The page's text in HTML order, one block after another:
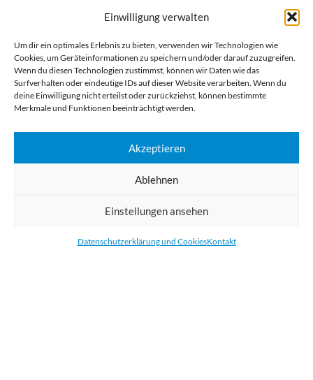
Einwilligung verwalten
Um dir ein optimales Erlebnis zu bieten, verwenden wir Technologien wie
Cookies, um Geräteinformationen zu speichern und/oder darauf zuzugreifen.
Wenn du diesen Technologien zustimmst, können wir Daten wie das
Surfverhalten oder eindeutige IDs auf dieser Website verarbeiten. Wenn du
deine Einwilligung nicht erteilst oder zurückziehst, können bestimmte
Merkmale und Funktionen beeinträchtigt werden.
Akzeptieren
Ablehnen
Einstellungen ansehen
Datenschutzerklärung und CookiesKontakt
Digital Großformatdruck
drucken: Banner, Stoffe, Folien, Fahnen, Strandfahnen, Poster, Etiketten
Österreich und die meisten Länder der Europäischen Union.
NÜTZLICHE LINKS